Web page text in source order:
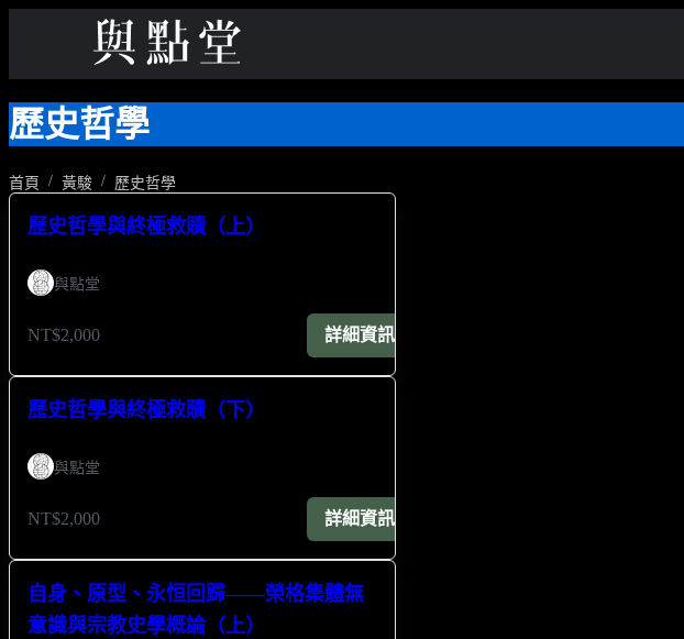
歷史哲學
首頁 黃駿 歷史哲學
歷史哲學與終極救贖（上）
與點堂
NT$2,000 詳細資訊
歷史哲學與終極救贖（下）
與點堂
NT$2,000 詳細資訊
自身、原型、永恒回歸——榮格集體無
意識與宗教史學概論（上）